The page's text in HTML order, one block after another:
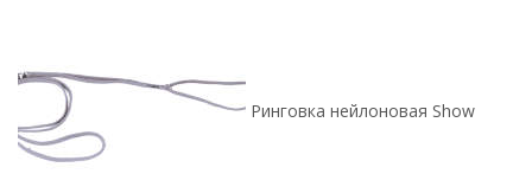
Ринговка нейлоновая Show